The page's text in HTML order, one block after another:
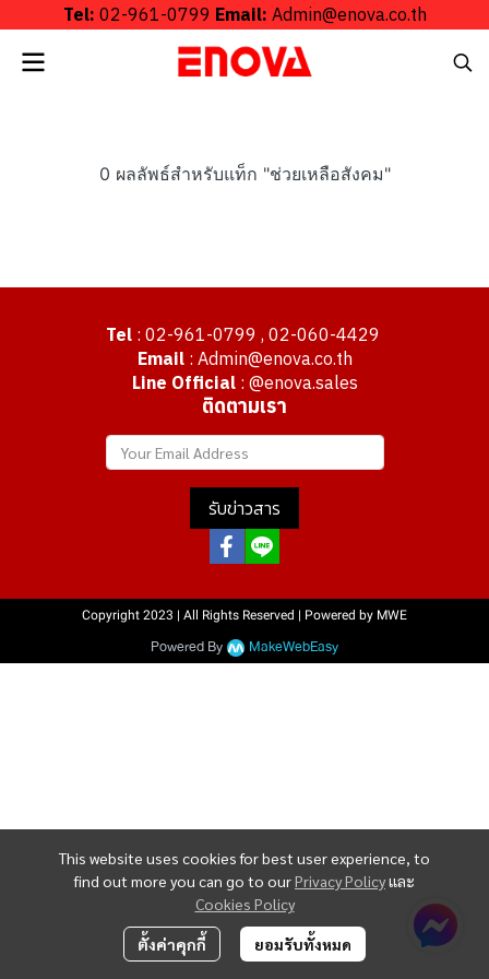
Tel: 02-961-0799 Email: Admin@enova.co.th
0 ผลลัพธ์สำหรับแท็ก "ช่วยเหลือสังคม"
This website uses cookies for best user experience, to
find out more you can go to ourPrivacy Policyและ
Cookies Policy
ตั้งค่าคุกกี้ ยอมรับทั้งหมด
Tel : 02-961-0799 , 02-060-4429
Email : Admin@enova.co.th
Line Official : @enova.sales
ติดตามเรา
รับข่าวสาร
Copyright 2023 | All Rights Reserved | Powered by MWE
Powered By MakeWebEasy